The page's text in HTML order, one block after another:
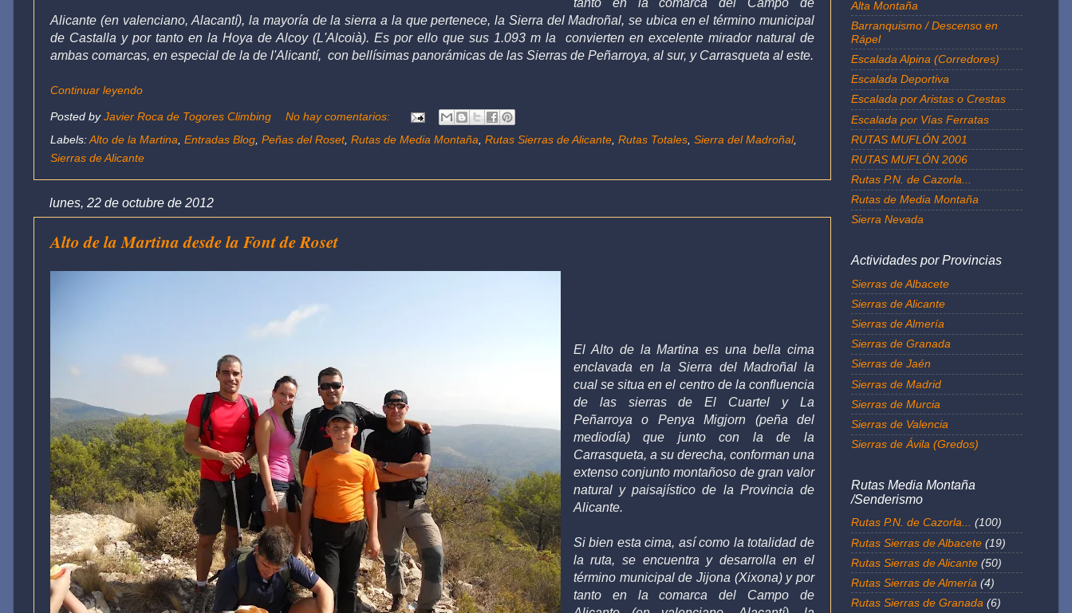
tanto en la comarca del Campo de
Alicante (en valenciano,Alacantí), la mayoría de lasierra a la que pertenece, la Sierra del Madroñal, se ubica en el término municipal
de Castalla y por tanto en la Hoya de Alcoy (L'Alcoià). Es por ello que sus 1.093 m la convierten en excelente mirador natural de
ambas comarcas, en especial de la de l'Alicantí, con bellísimas panorámicas de las Sierras de Peñarroya, al sur, y Carrasqueta al este.
Continuar leyendo
Posted byJavier Roca de Togores Climbing
No hay comentarios:
Labels:Alto de la Martina, Entradas Blog, Peñas del Roset, Rutas de Media Montaña, Rutas Sierras de Alicante, Rutas Totales, Sierra del Madroñal,
Sierras de Alicante
lunes, 22 de octubre de 2012
Alto de la Martina desde la Font de Roset
El Alto de la Martina es una bella cima
enclavada en la Sierra del Madroñal la
cual se situa en el centro de la confluencia
de las sierras de El Cuartel y La
Peñarroya o Penya Migjorn (peña del
mediodía) que junto con la de la
Carrasqueta, a su derecha, conforman una
extenso conjunto montañoso de gran valor
natural y paisajístico de la Provincia de
Alicante.
Si bien esta cima, así como la totalidad de
la ruta, se encuentra y desarrolla en el
término municipal de Jijona (Xixona) y por
tanto en la comarca del Campo de
Alta Montaña
Barranquismo / Descenso en
Rápel
Escalada Alpina (Corredores)
Escalada Deportiva
Escalada por Aristas o Crestas
Escalada por Vías Ferratas
RUTAS MUFLÓN 2001
RUTAS MUFLÓN 2006
Rutas P.N. de Cazorla...
Rutas de Media Montaña
Sierra Nevada
Actividades por Provincias
Sierras de Albacete
Sierras de Alicante
Sierras de Almería
Sierras de Granada
Sierras de Jaén
Sierras de Madrid
Sierras de Murcia
Sierras de Valencia
Sierras de Ávila (Gredos)
Rutas Media Montaña
/Senderismo
Rutas P.N. de Cazorla... (100)
Rutas Sierras de Albacete (19)
Rutas Sierras de Alicante (50)
Rutas Sierras de Almería (4)
Rutas Sierras de Granada (6)